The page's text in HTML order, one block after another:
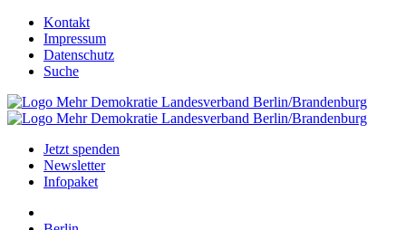
Kontakt
Impressum
Datenschutz
Suche
Jetzt spenden
Newsletter
Infopaket